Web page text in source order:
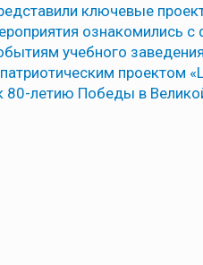
ключевые
ознакомились
учебного
проектом
летию Победы в